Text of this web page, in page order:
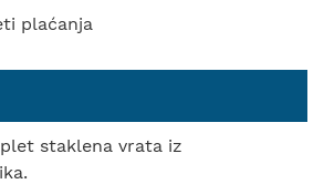
plaćanja
staklena vrata iz